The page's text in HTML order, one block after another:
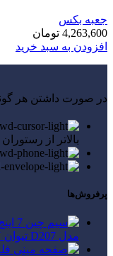
جعبه بکس
4,263,600 تومان
افزودن به سبد خرید
در صورت داشتن هر
بالاتر از
پرفروش‌ها
مدل D207 تیوان TIVAN